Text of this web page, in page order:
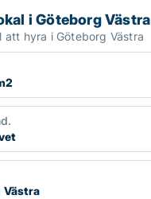
i Göteborg Västra
att hyra i Göteborg Västra
Västra